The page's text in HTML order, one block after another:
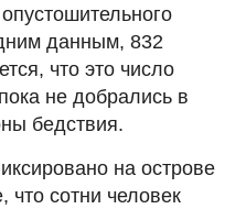
данным, 832
что это число
не добрались в
бедствия.
на острове
что сотни человек